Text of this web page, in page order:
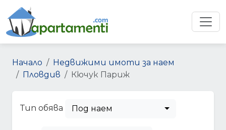
Начало
Недвижими имоти за наем
Пловдив
Кючук Париж
Тип обява Под наем